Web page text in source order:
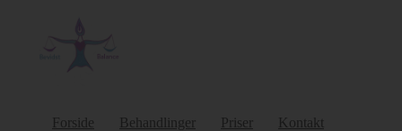
Forside Behandlinger Priser Kontakt